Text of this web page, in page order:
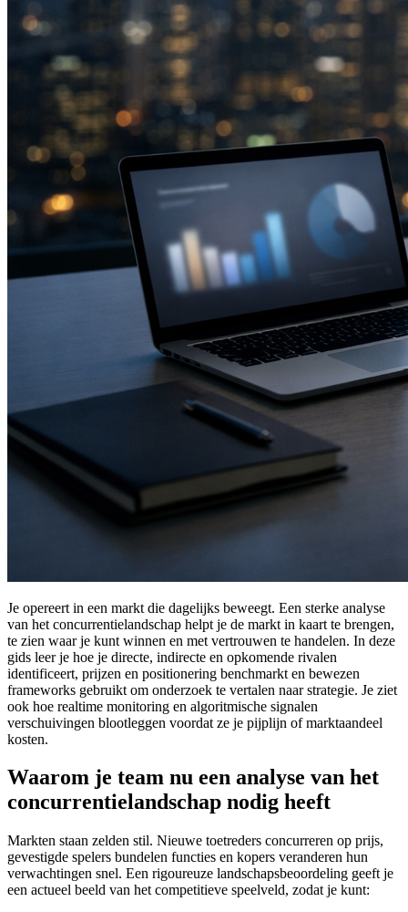
Je opereert in een markt die dagelijks beweegt. Een sterke analyse
van het concurrentielandschap helpt je de markt in kaart te brengen,
te zien waar je kunt winnen en met vertrouwen te handelen. In deze
gids leer je hoe je directe, indirecte en opkomende rivalen
identificeert, prijzen en positionering benchmarkt en bewezen
frameworks gebruikt om onderzoek te vertalen naar strategie. Je ziet
ook hoe realtime monitoring en algoritmische signalen
verschuivingen blootleggen voordat ze je pijplijn of marktaandeel
kosten.
Waarom je team nu een analyse van het
concurrentielandschap nodig heeft
Markten staan zelden stil. Nieuwe toetreders concurreren op prijs,
gevestigde spelers bundelen functies en kopers veranderen hun
verwachtingen snel. Een rigoureuze landschapsbeoordeling geeft je
een actueel beeld van het competitieve speelveld, zodat je kunt: